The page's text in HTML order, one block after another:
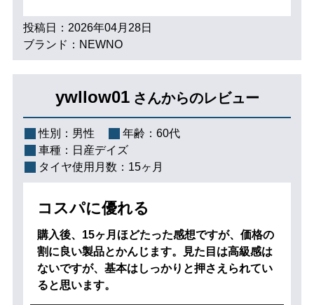
投稿日：2026年04月28日
ブランド：NEWNO
ywllow01 さんからのレビュー
性別： 男性 年齢： 60代
車種： 日産デイズ
タイヤ使用月数： 15ヶ月
コスパに優れる
購入後、15ヶ月ほどたった感想ですが、価格の
割に良い製品とかんじます。見た目は高級感は
ないですが、基本はしっかりと押さえられてい
ると思います。